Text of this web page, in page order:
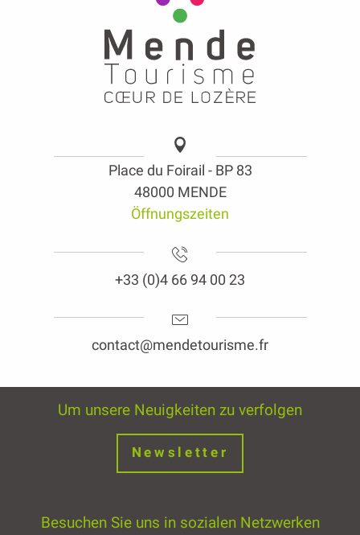
Place du Foirail - BP 83
48000 MENDE
Öffnungszeiten
+33 (0)4 66 94 00 23
contact@mendetourisme.fr
Um unsere Neuigkeiten zu verfolgen
Newsletter
Besuchen Sie uns in sozialen Netzwerken